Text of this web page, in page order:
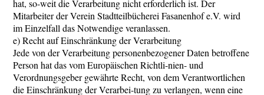
hat, so-weit die Verarbeitung nicht erforderlich ist. Der
Mitarbeiter der Verein Stadtteilbücherei Fasanenhof e.V. wird
im Einzelfall das Notwendige veranlassen.
e) Recht auf Einschränkung der Verarbeitung
Jede von der Verarbeitung personenbezogener Daten betroffene
Person hat das vom Europäischen Richtli-nien- und
Verordnungsgeber gewährte Recht, von dem Verantwortlichen
die Einschränkung der Verarbei-tung zu verlangen, wenn eine